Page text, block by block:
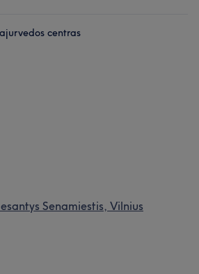
centras
Senamiestis, Vilnius